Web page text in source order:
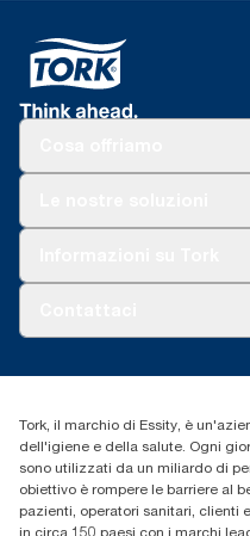
+39 0331 443896
Tork, il marchio di Essity, è
dell'igiene e della salute. Ogni
sono utilizzati da un miliardo di
obiettivo è rompere le barriere al
pazienti, operatori sanitari, clienti
in circa 150 paesi con i marchi